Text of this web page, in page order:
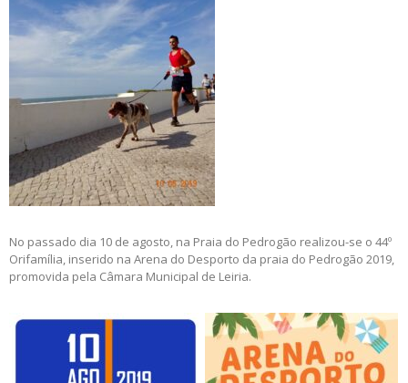
No passado dia 10 de agosto, na Praia do Pedrogão realizou-se o 44º
Orifamília, inserido na Arena do Desporto da praia do Pedrogão 2019,
promovida pela Câmara Municipal de Leiria.